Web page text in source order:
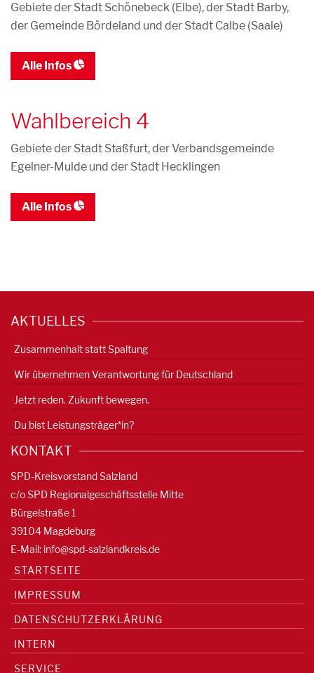
Gebiete der Stadt Schönebeck (Elbe), der Stadt Barby,
der Gemeinde Bördeland und der Stadt Calbe (Saale)
Alle Infos
Wahlbereich 4
Gebiete der Stadt Staßfurt, der Verbandsgemeinde
Egelner-Mulde und der Stadt Hecklingen
Alle Infos
AKTUELLES
Zusammenhalt statt Spaltung
Wir übernehmen Verantwortung für Deutschland
Jetzt reden. Zukunft bewegen.
Du bist Leistungsträger*in?
KONTAKT
SPD-Kreisvorstand Salzland
c/o SPD Regionalgeschäftsstelle Mitte
Bürgelstraße 1
39104 Magdeburg
E-Mail: info@spd-salzlandkreis.de
STARTSEITE
IMPRESSUM
DATENSCHUTZERKLÄRUNG
INTERN
SERVICE